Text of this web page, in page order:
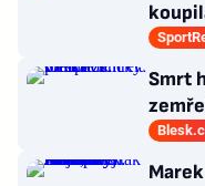
po
Smrt